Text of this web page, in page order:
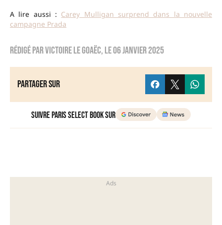
A lire aussi : Carey Mulligan surprend dans la nouvelle
campagne Prada
Rédigé parVictoire Le Goaëc, le06 janvier 2025
Partager sur
Suivre Paris Select Book sur